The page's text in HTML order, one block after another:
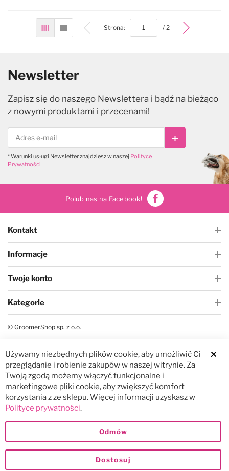
SiatkaLista Strona:bottom / 2
Newsletter
Zapisz się do naszego Newslettera i bądź na bieżąco
z nowymi produktami i przecenami!
Subskrybuj
* Warunki usługi Newsletter znajdziesz w naszej Polityce
Prywatności
Polub nas na Facebook!
Kontakt
Informacje
Twoje konto
Kategorie
© GroomerShop sp. z o.o.
Używamy niezbędnych plików cookie, aby umożliwić Ci
przeglądanie i robienie zakupów w naszej witrynie. Za
Twoją zgodą możemy włączyć funkcjonalne i
marketingowe pliki cookie, aby zwiększyć komfort
korzystania z ze sklepu. Więcej informacji uzyskasz w
Polityce prywatności.
Dostosuj
Odmów